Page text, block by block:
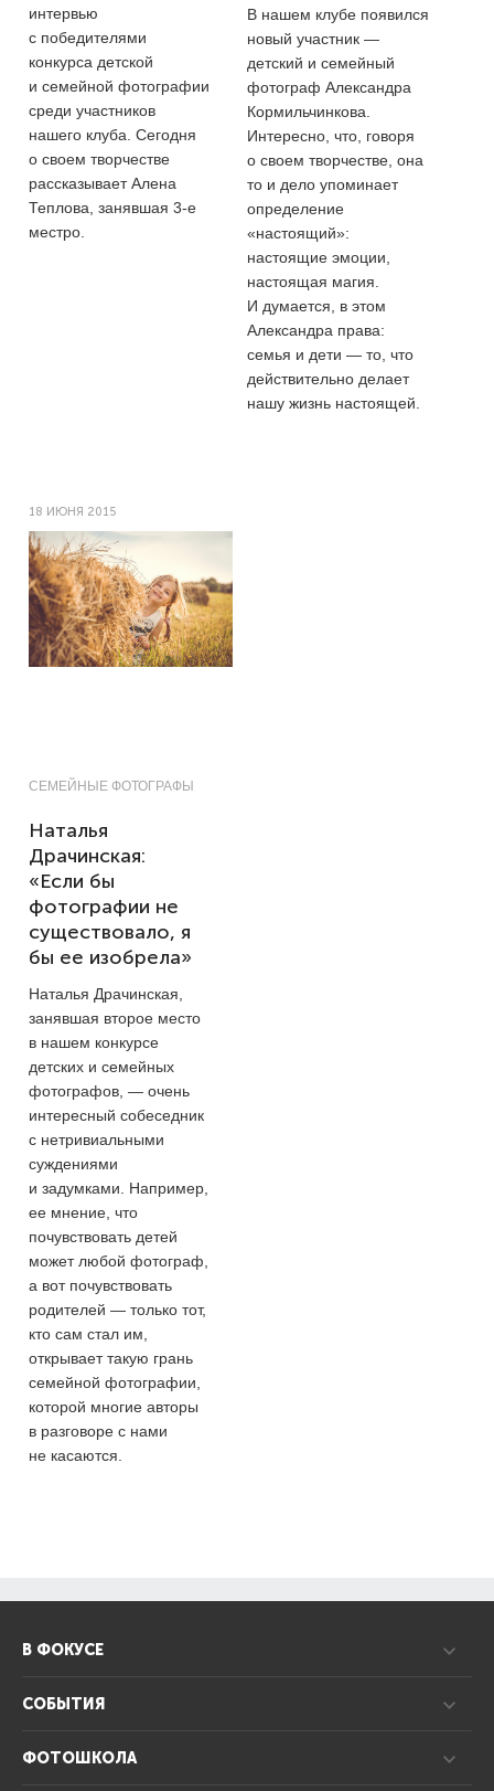
интервью
с победителями
конкурса детской
и семейной фотографии
среди участников
нашего клуба. Сегодня
о своем творчестве
рассказывает Алена
Теплова, занявшая 3-е
местро.
В нашем клубе появился
новый участник —
детский и семейный
фотограф Александра
Кормильчинкова.
Интересно, что, говоря
о своем творчестве, она
то и дело упоминает
определение
«настоящий»:
настоящие эмоции,
настоящая магия.
И думается, в этом
Александра права:
семья и дети — то, что
действительно делает
нашу жизнь настоящей.
18 ИЮНЯ 2015
СЕМЕЙНЫЕ ФОТОГРАФЫ
Наталья
Драчинская:
«Если бы
фотографии не
существовало, я
бы ее изобрела»
Наталья Драчинская,
занявшая второе место
в нашем конкурсе
детских и семейных
фотографов, — очень
интересный собеседник
с нетривиальными
суждениями
и задумками. Например,
ее мнение, что
почувствовать детей
может любой фотограф,
а вот почувствовать
родителей — только тот,
кто сам стал им,
открывает такую грань
семейной фотографии,
которой многие авторы
в разговоре с нами
не касаются.
В ФОКУСЕ
СОБЫТИЯ
ФОТОШКОЛА